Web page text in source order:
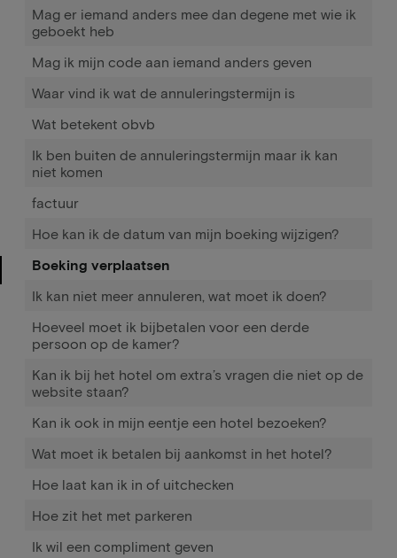
Mag er iemand anders mee dan degene met wie ik
geboekt heb
Mag ik mijn code aan iemand anders geven
Waar vind ik wat de annuleringstermijn is
Wat betekent obvb
Ik ben buiten de annuleringstermijn maar ik kan
niet komen
factuur
Hoe kan ik de datum van mijn boeking wijzigen?
Boeking verplaatsen
Ik kan niet meer annuleren, wat moet ik doen?
Hoeveel moet ik bijbetalen voor een derde
persoon op de kamer?
Kan ik bij het hotel om extra’s vragen die niet op de
website staan?
Kan ik ook in mijn eentje een hotel bezoeken?
Wat moet ik betalen bij aankomst in het hotel?
Hoe laat kan ik in of uitchecken
Hoe zit het met parkeren
Ik wil een compliment geven